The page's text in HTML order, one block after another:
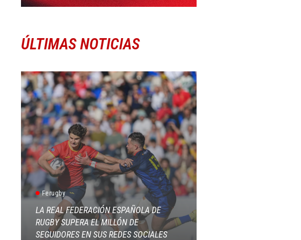
ÚLTIMAS NOTICIAS
Ferugby
LA REAL FEDERACIÓN ESPAÑOLA DE
RUGBY SUPERA EL MILLÓN DE
SEGUIDORES EN SUS REDES SOCIALES